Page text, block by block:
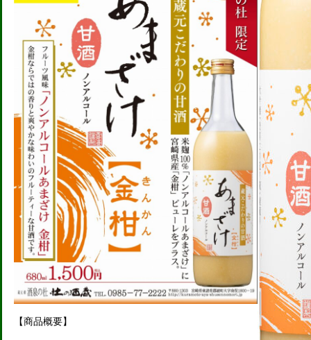
【商品概要】